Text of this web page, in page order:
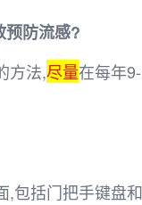
预防流感?
方法,尽量在每年
,包括门把手键盘